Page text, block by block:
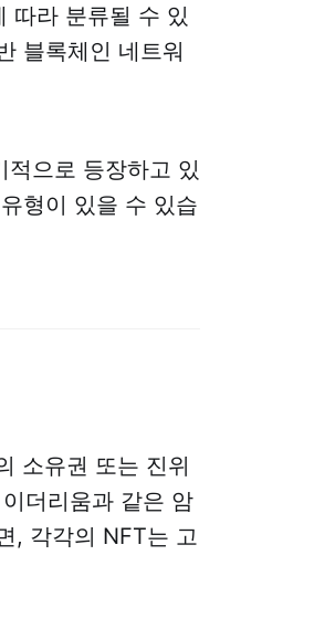
따라 분류될 수 있
블록체인 네트워
으로 등장하고 있
형이 있을 수 있습
소유권 또는 진위
더리움과 같은 암
, 각각의 NFT는 고